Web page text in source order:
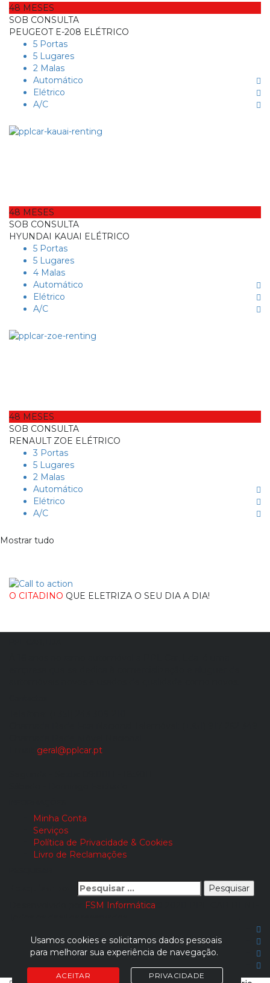
48 MESES
SOB CONSULTA
PEUGEOT E-208 ELÉTRICO
5 Portas
5 Lugares
2 Malas
Automático
Elétrico
A/C
48 MESES
SOB CONSULTA
HYUNDAI KAUAI ELÉTRICO
5 Portas
5 Lugares
4 Malas
Automático
Elétrico
A/C
48 MESES
SOB CONSULTA
RENAULT ZOE ELÉTRICO
3 Portas
5 Lugares
2 Malas
Automático
Elétrico
A/C
Mostrar tudo
O CITADINO QUE ELETRIZA O SEU DIA A DIA!
geral@pplcar.pt
Minha Conta
Serviços
Política de Privacidade & Cookies
Livro de Reclamações
FSM Informática
Usamos cookies e solicitamos dados pessoais
para melhorar sua experiência de navegação.
ACEITAR PRIVACIDADE